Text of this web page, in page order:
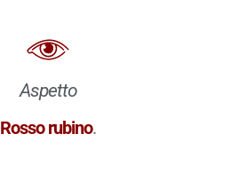
Aspetto
Rosso rubino.